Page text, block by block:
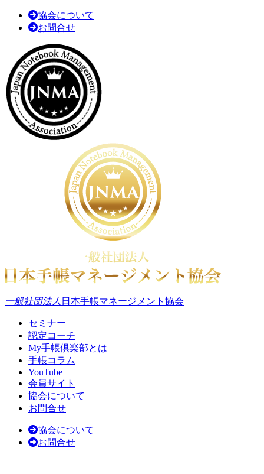
協会について
お問合せ
一般社団法人 日本手帳マネージメント協会
セミナー
認定コーチ
My手帳倶楽部とは
手帳コラム
YouTube
会員サイト
協会について
お問合せ
協会について
お問合せ